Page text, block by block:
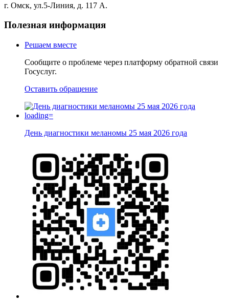
г. Омск, ул.5-Линия, д. 117 А.
Полезная информация
Решаем вместе
Сообщите о проблеме через платформу обратной связи
Госуслуг.
Оставить обращение
День диагностики меланомы 25 мая 2026 года